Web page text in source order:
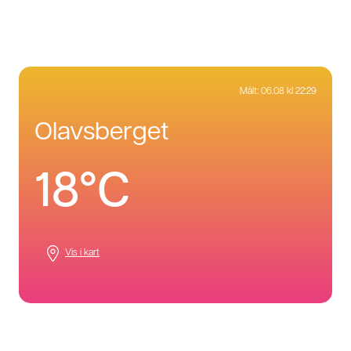
Målt: 06.08 kl 22:29
olavsberget
18°C
Vis i kart